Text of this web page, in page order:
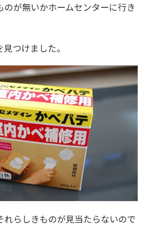
のが無いかホームセンターに行き
つけました。
れらしきものが見当たらないので